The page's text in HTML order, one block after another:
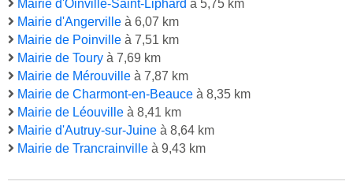
Mairie d'Oinville-Saint-Liphard à 5,75 km
Mairie d'Angerville à 6,07 km
Mairie de Poinville à 7,51 km
Mairie de Toury à 7,69 km
Mairie de Mérouville à 7,87 km
Mairie de Charmont-en-Beauce à 8,35 km
Mairie de Léouville à 8,41 km
Mairie d'Autruy-sur-Juine à 8,64 km
Mairie de Trancrainville à 9,43 km